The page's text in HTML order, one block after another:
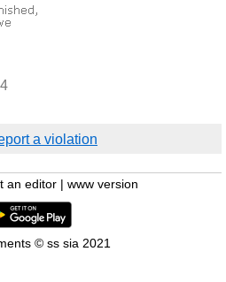
a violation
an editor | www version
© ss sia 2021